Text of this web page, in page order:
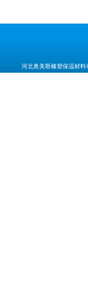
河北奥美斯橡塑保温材